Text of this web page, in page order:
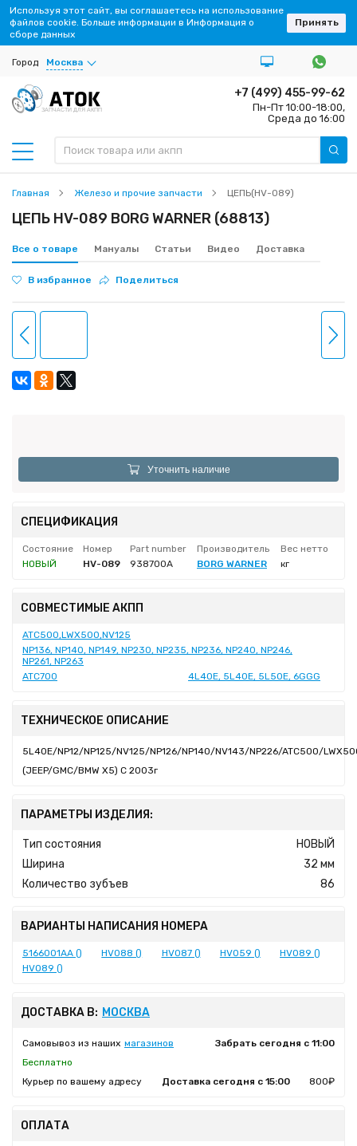
Город Москва
ЗАПЧАСТИ ДЛЯ АКПП
+7 (499) 455-99-62
Пн-Пт 10:00-18:00,
Среда до 16:00
Главная Железо и прочие запчасти ЦЕПЬ(HV-089)
ЦЕПЬ HV-089 BORG WARNER (68813)
Все о товаре Мануалы Статьи Видео Доставка
В избранное Поделиться
Уточнить наличие
СПЕЦИФИКАЦИЯ
Состояние Номер Part number Производитель
Вес нетто
НОВЫЙ
HV-089 938700A BORG WARNER кг
СОВМЕСТИМЫЕ АКПП
ATC500,LWX500,NV125
NP136, NP140, NP149, NP230, NP235, NP236, NP240, NP246,
NP261, NP263
ATC700
4L40E, 5L40E, 5L50E, 6GGG
ТЕХНИЧЕСКОЕ ОПИСАНИЕ
5L40E/NP12/NP125/NV125/NP126/NP140/NV143/NP226/ATC500/
(JEEP/GMC/BMW X5) C 2003г
ПАРАМЕТРЫ ИЗДЕЛИЯ:
Тип состояния
НОВЫЙ
Ширина
32 мм
Количество зубъев
86
ВАРИАНТЫ НАПИСАНИЯ НОМЕРА
5166001AA () HV088 () HV087 () HV059 ()
HV089 ()
HVO89 ()
ДОСТАВКА В: МОСКВА
Самовывоз из наших магазинов
Забрать сегодня с 11:00
Бесплатно
Курьер по вашему адресу
Доставка сегодня с 15:00 800₽
ОПЛАТА
Используя этот сайт, вы соглашаетесь на использование
файлов cookie. Больше информации в Информация о
сборе данных
Принять